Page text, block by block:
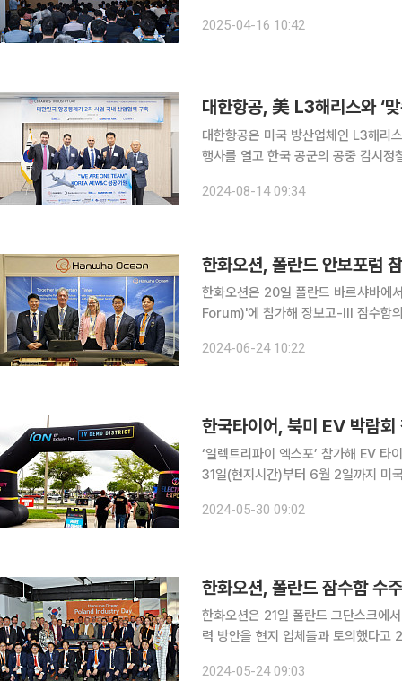
하기 위해 마련됐다. 이번 행사에는 제
2025-04-16 10:42
대한항공, 美 L3해리스와 ‘
대한항공은 미국 방산업체인 L3해리
행사를 열고 한국 공군의 공중 감시정찰 능
항공우주산업(IAI), 이스라엘 방산업
2024-08-14 09:34
한화오션, 폴란드 안보포럼
한화오션은 20일 폴란드 바르샤바
Forum)'에 참가해 장보고-III 잠수함의 우수성
대화에 관심이 높은 방위산업체를 비롯
2024-06-24 10:22
한국타이어, 북미 EV 박람
‘일렉트리파이 엑스포’ 참가해 EV 타이어 기술력 홍보 한국타이어앤
31일(현지시간)부터 6월 2일까지 미
적인 전기차 박람회다. 지난 2021년
2024-05-30 09:02
한화오션, 폴란드 잠수함 수
한화오션은 21일 폴란드 그단스크에
력 방안을 현지 업체들과 토의했다고 24일 밝혔다. 이번 행사는 장보고-
2024-05-24 09:03